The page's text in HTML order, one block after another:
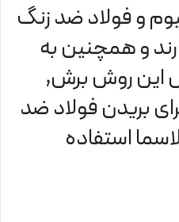
و فولاد ضد زنگ
و همچنین به
این روش برش,
بریدن فولاد ضد
استفاده